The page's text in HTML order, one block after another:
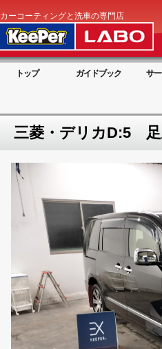
カーコーティングと洗車の専門店
トップ ガイドブック サ
三菱・デリカD:5 足